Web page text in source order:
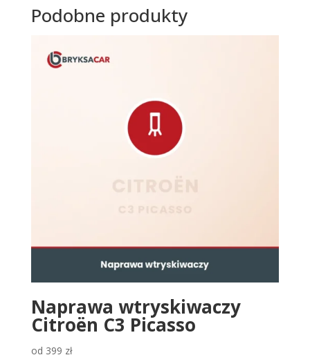
Podobne produkty
Naprawa wtryskiwaczy
Citroën C3 Picasso
od 399 zł